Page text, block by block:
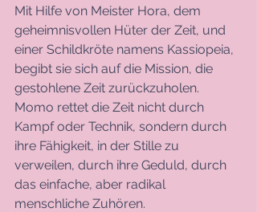
Mit Hilfe von Meister Hora, dem
geheimnisvollen Hüter der Zeit, und
einer Schildkröte namens Kassiopeia,
begibt sie sich auf die Mission, die
gestohlene Zeit zurückzuholen.
Momo rettet die Zeit nicht durch
Kampf oder Technik, sondern durch
ihre Fähigkeit, in der Stille zu
verweilen, durch ihre Geduld, durch
das einfache, aber radikal
menschliche Zuhören.